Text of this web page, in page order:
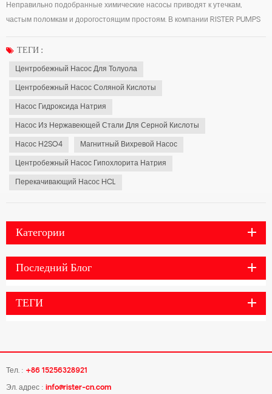
Неправильно подобранные химические насосы приводят к утечкам,
частым поломкам и дорогостоящим простоям. В компании RISTER PUMPS
выбору, уделяя особое внимание трем распространенным типам
промышленных насосов: центробежному насосу для...
ТЕГИ :
Центробежный Насос Для Толуола
Центробежный Насос Соляной Кислоты
Насос Гидроксида Натрия
Насос Из Нержавеющей Стали Для Серной Кислоты
Насос H2SO4 Магнитный Вихревой Насос
Центробежный Насос Гипохлорита Натрия
Перекачивающий Насос HCL
Категории
Последний Блог
ТЕГИ
Тел. : +86 15256328921
Эл. адрес : info@rister-cn.com